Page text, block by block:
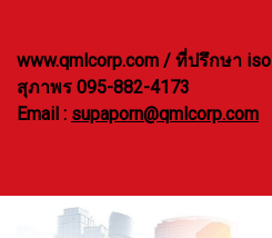
www.qmlcorp.com / ที่ปรึกษา iso
สุภาพร 095-882-4173
Email : supaporn@qmlcorp.com